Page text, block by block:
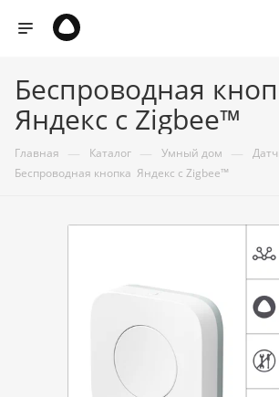
Беспроводная
Яндекс с Zigbee™
Главная — Каталог — Умный дом —
Беспроводная кнопка Яндекс с Zigbee™